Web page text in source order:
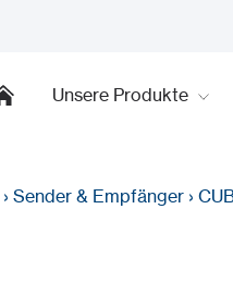
Unsere Produkte
› Sender & Empfänger ›